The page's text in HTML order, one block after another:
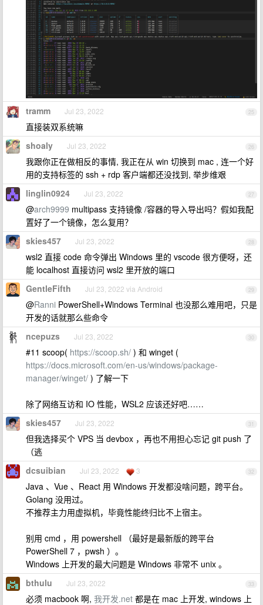
25
tramm Jul 23, 2022
直接装双系统嘛
26
shoaly Jul 23, 2022
我跟你正在做相反的事情, 我正在从 win 切换到 mac , 连一个好
用的支持标签的 ssh + rdp 客户端都还没找到, 举步维艰
27
linglin0924 Jul 23, 2022
@arch9999 multipass 支持镜像 /容器的导入导出吗？假如我配
置好了一个镜像，怎么复用？
28
skies457 Jul 23, 2022
wsl2 直接 code 命令弹出 Windows 里的 vscode 很方便呀，还
能 localhost 直接访问 wsl2 里开放的端口
29
GentleFifth Jul 23, 2022 via Android
@Ranni PowerShell+Windows Terminal 也没那么难用吧，只是
开发的话就那么些命令
30
ncepuzs Jul 23, 2022
#11 scoop( https://scoop.sh/ ) 和 winget (
https://docs.microsoft.com/en-us/windows/package-
manager/winget/ ) 了解一下
除了网络互访和 IO 性能，WSL2 应该还好吧……
31
skies457 Jul 23, 2022
但我选择买个 VPS 当 devbox ，再也不用担心忘记 git push 了
（逃
32
dcsuibian Jul 23, 2022 3
Java 、Vue 、React 用 Windows 开发都没啥问题，跨平台。
Golang 没用过。
不推荐主力用虚拟机，毕竟性能终归比不上宿主。
别用 cmd ，用 powershell （最好是最新版的跨平台
PowerShell 7 ，pwsh ）。
Windows 上开发的最大问题是 Windows 非常不 unix 。
33
bthulu Jul 23, 2022
必须 macbook 啊, 我开发.net 都是在 mac 上开发, windows 上